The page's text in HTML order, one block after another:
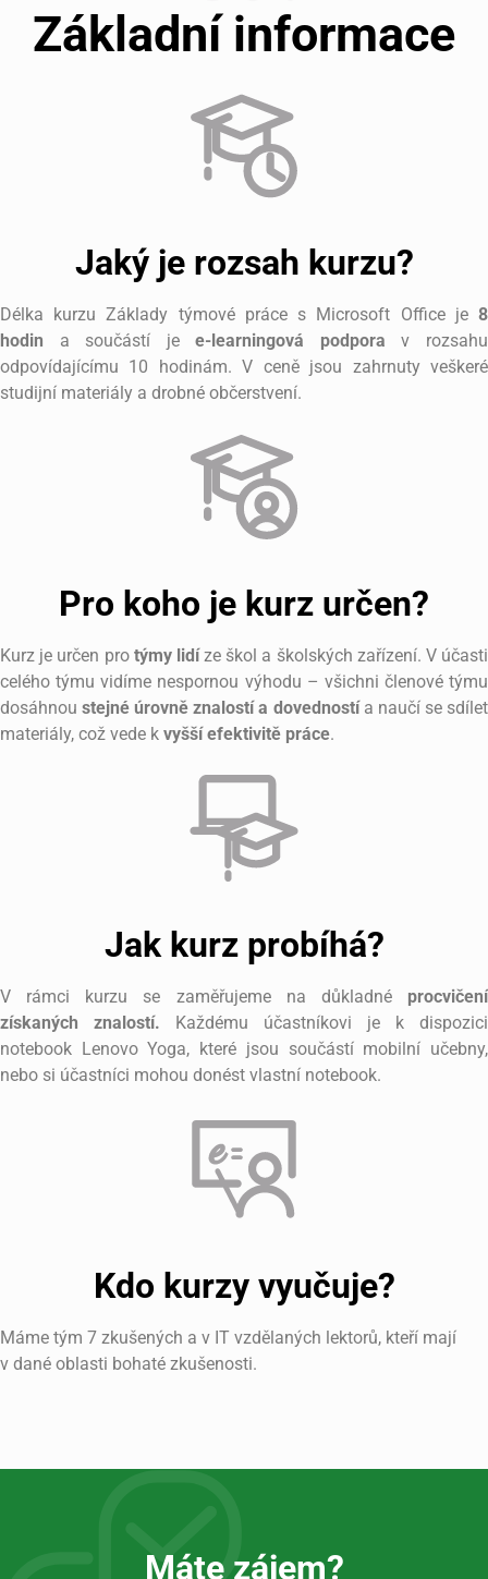
Základní informace
Jaký je rozsah kurzu?
Délka kurzu Základy týmové práce s Microsoft Office je 8
hodin a součástí jee-learningová podpora v rozsahu
odpovídajícímu 10 hodinám. V ceně jsou zahrnuty veškeré
studijní materiály a drobné občerstvení.
Pro koho je kurz určen?
Kurz je určen pro týmy lidíze škol a školských zařízení. V účasti
celého týmu vidíme nespornou výhodu – všichni členové týmu
dosáhnoustejné úrovně znalostí a dovednostía naučí se sdílet
materiály, což vede k vyšší efektivitě práce.
Jak kurz probíhá?
V rámci kurzu se zaměřujeme na důkladné procvičení
získaných znalostí. Každému účastníkovi je k dispozici
notebook Lenovo Yoga, které jsou součástí mobilní učebny,
nebo si účastníci mohou donést vlastní notebook.
Kdo kurzy vyučuje?
Máme tým 7 zkušených a v IT vzdělaných lektorů, kteří mají
v dané oblasti bohaté zkušenosti.
Máte zájem?